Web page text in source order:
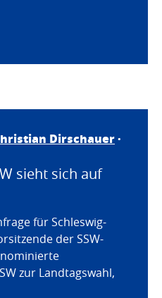
Dirschauer·
sieht sich auf
für Schleswig-
der SSW-
zur Landtagswahl,